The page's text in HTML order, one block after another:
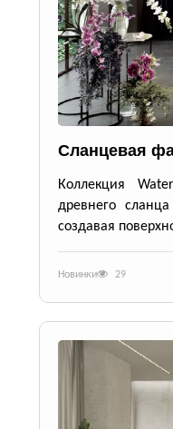
Сланцевая
Коллекция
древнего
создавая
Новинки 29